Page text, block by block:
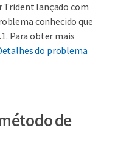
Trident lançado com
conhecido que
Para obter mais
do problema
de